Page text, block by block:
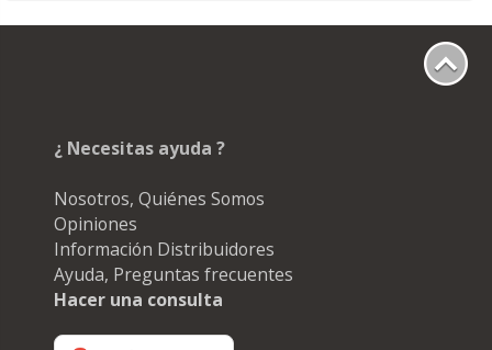
¿ Necesitas ayuda ?
Nosotros, Quiénes Somos
Opiniones
Información Distribuidores
Ayuda, Preguntas frecuentes
Hacer una consulta